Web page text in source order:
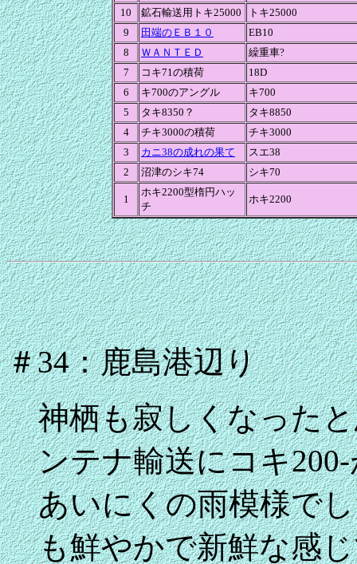
10
鉱石輸送用トキ25000
トキ25000
9
田端のＥＢ１０
EB10
8
ＷＡＮＴＥＤ
繰重車?
7
コキ71の積荷
18D
6
キ700のアングル
キ700
5
タキ8350？
タキ8850
4
チキ3000の積荷
チキ3000
3
カニ38の成れの果て
スエ38
2
沼津のシキ74 シキ70
1
ホキ2200型楕円ハッ
チ
ホキ2200
＃34：鹿島港辺り
神栖も寂しくなった
ンテナ輸送にコキ
あいにくの雨模様で
も鮮やかで新鮮な感